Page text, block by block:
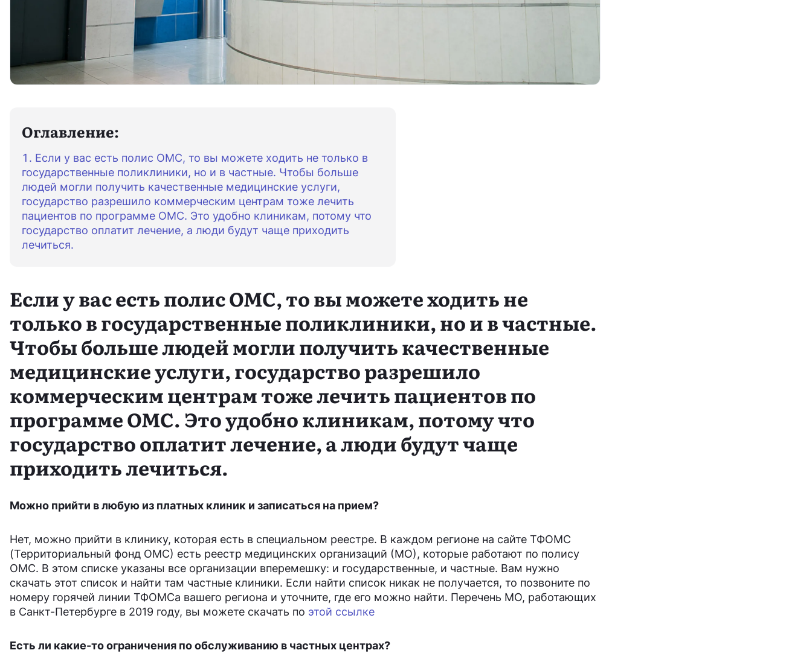
Если у вас есть полис ОМС, то вы можете ходить не
только в государственные поликлиники, но и в частные.
Чтобы больше людей могли получить качественные
медицинские услуги, государство разрешило
коммерческим центрам тоже лечить пациентов по
программе ОМС. Это удобно клиникам, потому что
государство оплатит лечение, а люди будут чаще
приходить лечиться.
Можно прийти в любую из платных клиник и записаться на прием?
Нет, можно прийти в клинику, которая есть в специальном реестре. В каждом регионе на сайте ТФОМС
(Территориальный фонд ОМС) есть реестр медицинских организаций (МО), которые работают по полису
ОМС. В этом списке указаны все организации вперемешку: и государственные, и частные. Вам нужно
скачать этот список и найти там частные клиники. Если найти список никак не получается, то позвоните по
номеру горячей линии ТФОМСа вашего региона и уточните, где его можно найти. Перечень МО, работающих
в Санкт-Петербурге в 2019 году, вы можете скачать по этой ссылке
Есть ли какие-то ограничения по обслуживанию в частных центрах?
Оглавление:
Если у вас есть полис ОМС, то вы можете ходить не только в
государственные поликлиники, но и в частные. Чтобы больше
людей могли получить качественные медицинские услуги,
государство разрешило коммерческим центрам тоже лечить
пациентов по программе ОМС. Это удобно клиникам, потому что
государство оплатит лечение, а люди будут чаще приходить
лечиться.